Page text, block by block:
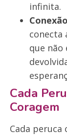
infinita.
conecta
que não
Cada
Coragem
Cada peruca